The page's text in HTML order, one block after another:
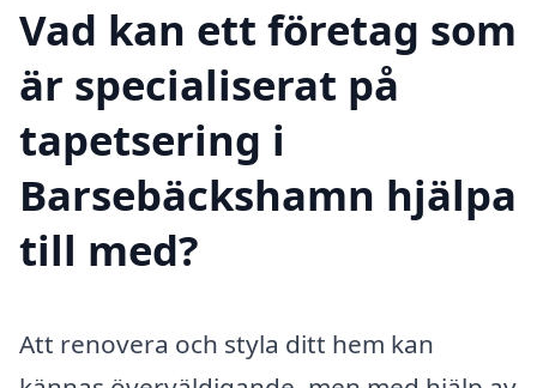
Vad kan ett företag som
är specialiserat på
tapetsering i
Barsebäckshamn hjälpa
till med?
Att renovera och styla ditt hem kan